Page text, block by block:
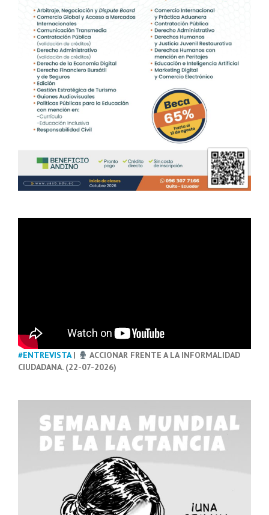
#ENTREVISTA|
ACCIONAR FRENTE A LA INFORMALIDAD
CIUDADANA. (22-07-2026)